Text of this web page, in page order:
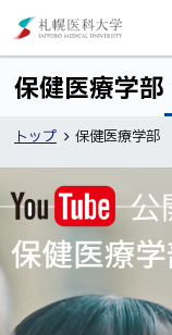
文
ニ
ュ
ー
へ
医
科
大
学
保健医療学部
プ
に
戻
る
トップ 保健医療学部
イ
メ
ー
ジ